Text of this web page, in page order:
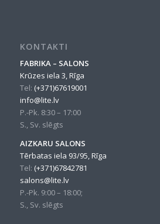
KONTAKTI
FABRIKA – SALONS
Krūzes iela 3, Rīga
Tel: (+371)67619001
info@lite.lv
P.-Pk. 8:30 – 17:00
S., Sv. slēgts
AIZKARU SALONS
Tērbatas iela 93/95, Rīga
Tel: (+371)67842781
salons@lite.lv
P.-Pk. 9:00 – 18:00;
S., Sv. slēgts